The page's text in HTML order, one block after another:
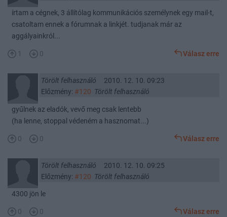
írtam a cégnek, 3 állítólag kommunikációs személynek egy mail-t,
csatoltam ennek a fórumnak a linkjét. tudjanak már az
aggályainkról...
1 0 Válasz erre
Törölt felhasználó
2010. 12. 10. 09:23
Előzmény: #120 Törölt felhasználó
gyűlnek az eladók, vevő meg csak lentebb
(ha lenne, stoppal védeném a hasznomat...)
0 0 Válasz erre
Törölt felhasználó
2010. 12. 10. 09:25
Előzmény: #120 Törölt felhasználó
4300 jön le
0 0 Válasz erre